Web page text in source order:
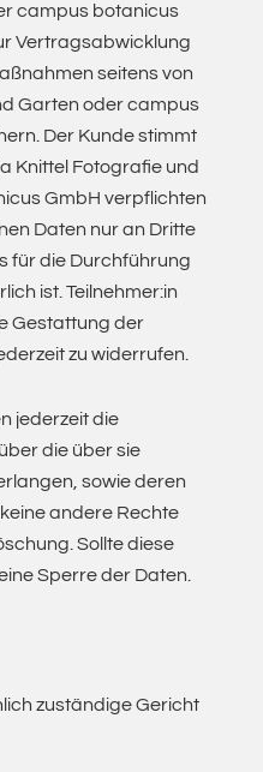
campus botanicus
Vertragsabwicklung
seitens von
Garten oder campus
Der Kunde stimmt
Knittel Fotografie und
GmbH verpflichten
Daten nur an Dritte
für die Durchführung
ist. Teilnehmer:in
Gestattung der
zu widerrufen.
jederzeit die
die über sie
sowie deren
andere Rechte
Sollte diese
Sperre der Daten.
zuständige Gericht